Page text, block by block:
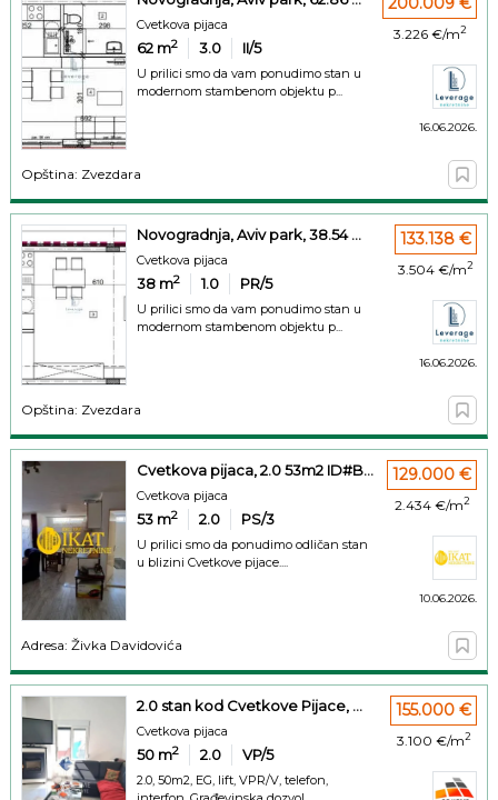
Cvetkova pijaca
62 m2 3.0 II/5
U prilici smo da vam ponudimo stan u
modernom stambenom objektu p...
3.226 €/m2
16.06.2026.
Opština: Zvezdara
Novogradnja, Aviv park, 38.54 ...
Cvetkova pijaca
38 m2 1.0 PR/5
U prilici smo da vam ponudimo stan u
modernom stambenom objektu p...
133.138 €
3.504 €/m2
16.06.2026.
Opština: Zvezdara
Cvetkova pijaca, 2.0 53m2 ID#B...
Cvetkova pijaca
53 m2 2.0 PS/3
U prilici smo da ponudimo odličan stan
u blizini Cvetkove pijace....
129.000 €
2.434 €/m2
10.06.2026.
Adresa: Živka Davidovića
2.0 stan kod Cvetkove Pijace, ...
Cvetkova pijaca
50 m2 2.0 VP/5
2.0, 50m2, EG, lift, VPR/V, telefon,
155.000 €
3.100 €/m2